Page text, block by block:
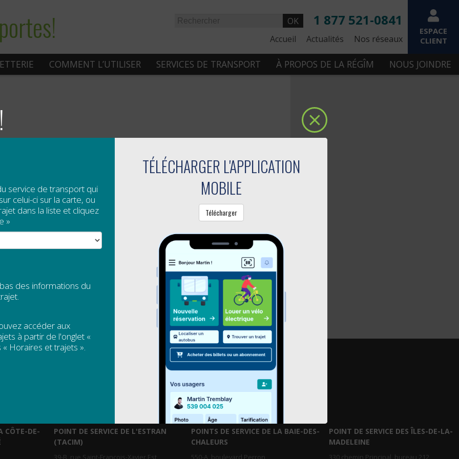
ESPACE
CLIENT
1 877 521-0841
OK
Nos réseaux
Accueil Actualités
COMMENT L’UTILISER SERVICES DE TRANSPORT À PROPOS DE LA RÉGÎM NOUS JOINDRE
les trajets du transport collectif et adapté de :
CÔTE-DE-
POINT DE SERVICE DE L'ESTRAN
(TACIM)
39-B, rue Saint-François-Xavier Est
POINTS DE SERVICE DE LA BAIE-DES-
CHALEURS
550-A, boulevard Perron
POINT DE SERVICE DES ÎLES-DE-LA-
MADELEINE
330 chemin Principal, bureau 212
service de transport qui
celui-ci sur la carte, ou
dans la liste et cliquez
»
des informations du
accéder aux
à partir de l'onglet «
Horaires et trajets ».
TÉLÉCHARGER L'APPLICATION
MOBILE
Télécharger